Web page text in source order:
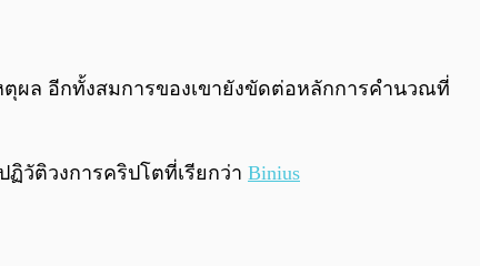
0:00 0:00
ตุผล อีกทั้งสมการของเขายังขัดต่อหลักการคำนวณที่
ฏิวัติวงการคริปโตที่เรียกว่า Binius